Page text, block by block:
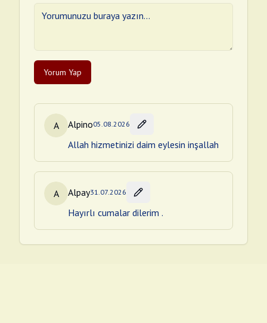
Yorum Yap
A Alpino05.08.2026
Allah hizmetinizi daim eylesin inşallah
A Alpay31.07.2026
Hayırlı cumalar dilerim .